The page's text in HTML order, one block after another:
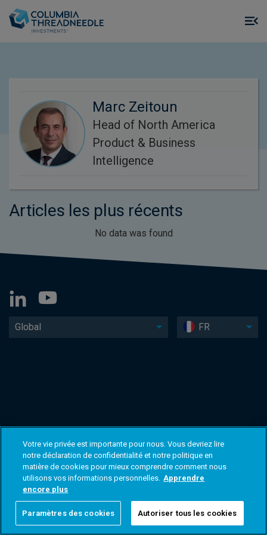
Marc Zeitoun
Head of North America
Product & Business
Intelligence
Articles les plus récents
No data was found
Global FR
Votre vie privée est importante pour nous. Vous devriez lire
notre déclaration de confidentialité et notre politique en
matière de cookies pour mieux comprendre comment nous
utilisons vos informations personnelles. Apprendre
encore plus
Paramètres des cookies Autoriser tous les cookies